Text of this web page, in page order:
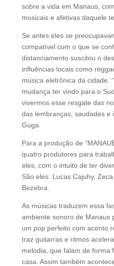
sobre a vida em Manaus,
musicais e afetivas daquele
Se antes eles se
compatível com o que se
distanciamento suscitou o
influências locais como
música eletrônica da cidade.
mudança ter vindo para o
vivermos esse resgate das
das lembranças, saudades e
Guga.
Para a produção de
quatro produtores para
eles, com o intuito de ter
São eles: Lucas Cajuhy,
Bezebra.
As músicas traduzem essa
ambiente sonoro de Manaus
um pop perfeito com acento
traz guitarras e ritmos
melodia, que falam de forma
casa. Assim também